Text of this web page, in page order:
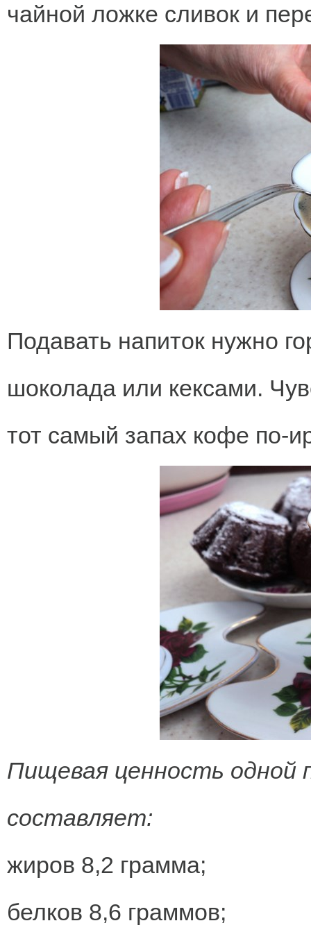
чайной ложке сливок и
Подавать напиток нужно
шоколада или кексами.
тот самый запах кофе по-
Пищевая ценность одной
составляет:
жиров 8,2 грамма;
белков 8,6 граммов;